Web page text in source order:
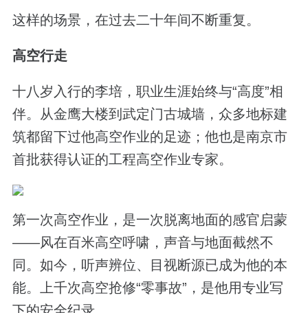
这样的场景，在过去二十年间不断重复。
高空行走
十八岁入行的李培，职业生涯始终与“高度”相
伴。从金鹰大楼到武定门古城墙，众多地标建
筑都留下过他高空作业的足迹；他也是南京市
首批获得认证的工程高空作业专家。
第一次高空作业，是一次脱离地面的感官启蒙
——风在百米高空呼啸，声音与地面截然不
同。如今，听声辨位、目视断源已成为他的本
能。上千次高空抢修“零事故”，是他用专业写